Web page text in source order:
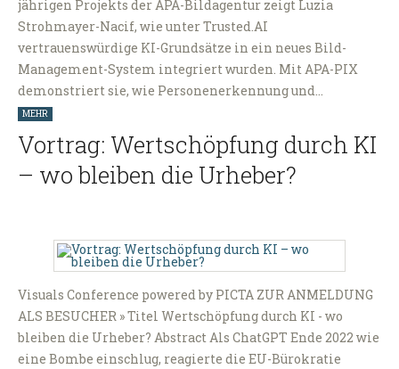
jährigen Projekts der APA-Bildagentur zeigt Luzia
Strohmayer-Nacif, wie unter Trusted.AI
vertrauenswürdige KI-Grundsätze in ein neues Bild-
Management-System integriert wurden. Mit APA-PIX
demonstriert sie, wie Personenerkennung und…
MEHR
Vortrag: Wertschöpfung durch KI
– wo bleiben die Urheber?
Visuals Conference powered by PICTA ZUR ANMELDUNG
ALS BESUCHER » Titel Wertschöpfung durch KI - wo
bleiben die Urheber? Abstract Als ChatGPT Ende 2022 wie
eine Bombe einschlug, reagierte die EU-Bürokratie